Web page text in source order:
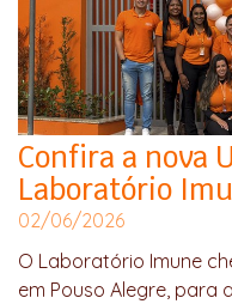
Confira a nova
Laboratório
02/06/2026
O Laboratório Imune
em Pouso Alegre, para